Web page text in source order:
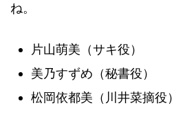
ね。
片山萌美（サキ役）
美乃すずめ（秘書役）
松岡依都美（川井菜摘役）